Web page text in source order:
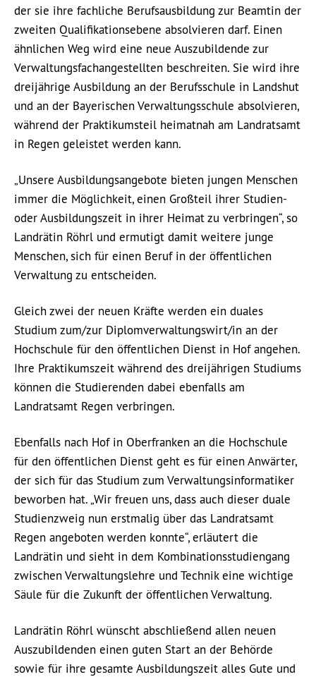
der sie ihre fachliche Berufsausbildung zur Beamtin der
zweiten Qualifikationsebene absolvieren darf. Einen
ähnlichen Weg wird eine neue Auszubildende zur
Verwaltungsfachangestellten beschreiten. Sie wird ihre
dreijährige Ausbildung an der Berufsschule in Landshut
und an der Bayerischen Verwaltungsschule absolvieren,
während der Praktikumsteil heimatnah am Landratsamt
in Regen geleistet werden kann.
„Unsere Ausbildungsangebote bieten jungen Menschen
immer die Möglichkeit, einen Großteil ihrer Studien-
oder Ausbildungszeit in ihrer Heimat zu verbringen“, so
Landrätin Röhrl und ermutigt damit weitere junge
Menschen, sich für einen Beruf in der öffentlichen
Verwaltung zu entscheiden.
Gleich zwei der neuen Kräfte werden ein duales
Studium zum/zur Diplomverwaltungswirt/in an der
Hochschule für den öffentlichen Dienst in Hof angehen.
Ihre Praktikumszeit während des dreijährigen Studiums
können die Studierenden dabei ebenfalls am
Landratsamt Regen verbringen.
Ebenfalls nach Hof in Oberfranken an die Hochschule
für den öffentlichen Dienst geht es für einen Anwärter,
der sich für das Studium zum Verwaltungsinformatiker
beworben hat. „Wir freuen uns, dass auch dieser duale
Studienzweig nun erstmalig über das Landratsamt
Regen angeboten werden konnte“, erläutert die
Landrätin und sieht in dem Kombinationsstudiengang
zwischen Verwaltungslehre und Technik eine wichtige
Säule für die Zukunft der öffentlichen Verwaltung.
Landrätin Röhrl wünscht abschließend allen neuen
Auszubildenden einen guten Start an der Behörde
sowie für ihre gesamte Ausbildungszeit alles Gute und